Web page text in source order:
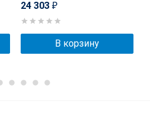
24 303 ₽
В корзину